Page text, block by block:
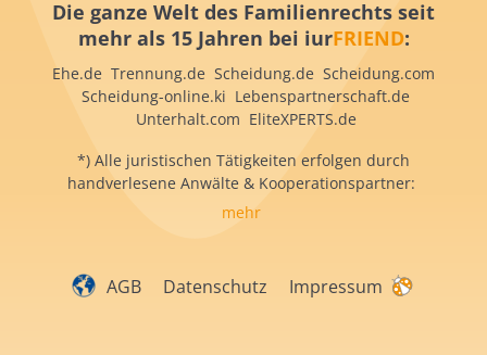
Die ganze Welt des Familienrechts seit
mehr als 15 Jahren bei iurFRIEND:
Ehe.de Trennung.de Scheidung.de Scheidung.com
Scheidung-online.ki Lebenspartnerschaft.de
Unterhalt.com EliteXPERTS.de
*) Alle juristischen Tätigkeiten erfolgen durch
handverlesene Anwälte & Kooperationspartner:
mehr
AGB Datenschutz Impressum